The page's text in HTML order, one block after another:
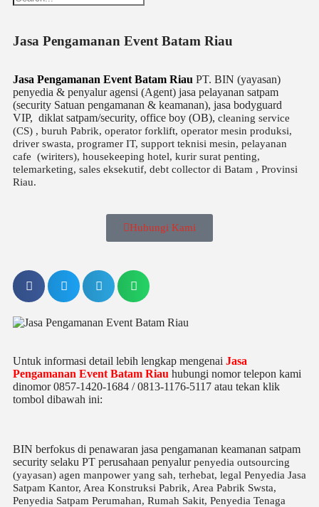
Jasa Pengamanan Event Batam Riau
Jasa Pengamanan Event Batam Riau PT. BIN (yayasan)
penyedia & penyalur agensi (Agent) jasa pelayanan satpam
(security Satuan pengamanan & keamanan), jasa bodyguard
VIP, diklat satpam/security, office boy (OB), cleaning service
(CS) , buruh Pabrik, operator forklift, operator mesin produksi,
driver swasta, programer IT, support teknisi mesin, pelayanan
cafe (wiriters), housekeeping hotel, kurir surat penting,
telemarketing, sales eksekutif, debt collector di Batam , Provinsi
Riau.
Hubungi Kami
Untuk informasi detail lebih lengkap mengenai Jasa
Pengamanan Event Batam Riau hubungi nomor telepon kami
dinomor 0857-1420-1684 / 0813-1176-5117 atau tekan klik
tombol dibawah ini:
BIN berfokus di penawaran jasa pengamanan keamanan satpam
security selaku PT perusahaan penyalurpenyedia outsourcing
(yayasan) agen manpower yang sah, terhebat, legal Penyedia Jasa
Satpam Kantor, Area Konstruksi Pabrik, Area Pabrik Swsta,
Penyedia Satpam Perumahan, Rumah Sakit, Penyedia Tenaga